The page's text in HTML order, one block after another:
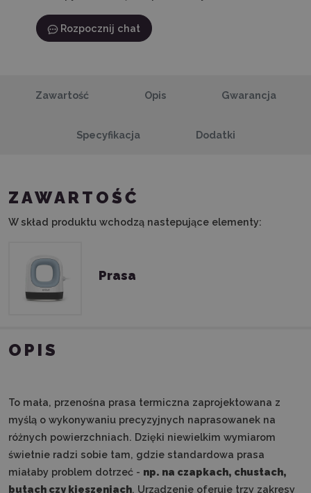
Rozpocznij chat
Zawartość Opis Gwarancja
Specyfikacja Dodatki
ZAWARTOŚĆ
W skład produktu wchodzą nastepujące elementy:
Prasa
OPIS
To mała, przenośna prasa termiczna zaprojektowana z
myślą o wykonywaniu precyzyjnych naprasowanek na
różnych powierzchniach. Dzięki niewielkim wymiarom
świetnie radzi sobie tam, gdzie standardowa prasa
miałaby problem dotrzeć - np. na czapkach, chustach,
butach czy kieszeniach. Urządzenie oferuje trzy zakresy